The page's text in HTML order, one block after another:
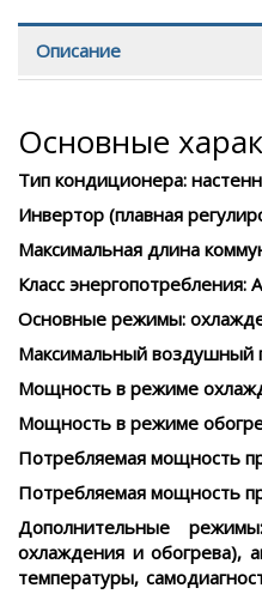
Описание
Основные
Тип кондиционера:
Инвертор (плавная
Максимальная длина
Класс энергопотребления: A
Основные режимы:
Максимальный воздушный
Мощность в режиме
Мощность в режиме
Потребляемая мощность
Потребляемая мощность
Дополнительные
охлаждения и обогрева),
температуры,